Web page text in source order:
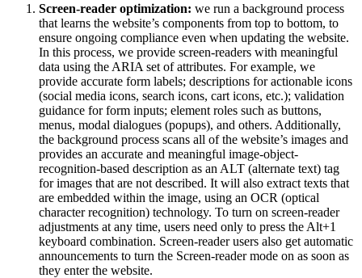
Screen-reader optimization: we run a background process
that learns the website’s components from top to bottom, to
ensure ongoing compliance even when updating the website.
In this process, we provide screen-readers with meaningful
data using the ARIA set of attributes. For example, we
provide accurate form labels; descriptions for actionable icons
(social media icons, search icons, cart icons, etc.); validation
guidance for form inputs; element roles such as buttons,
menus, modal dialogues (popups), and others. Additionally,
the background process scans all of the website’s images and
provides an accurate and meaningful image-object-
recognition-based description as an ALT (alternate text) tag
for images that are not described. It will also extract texts that
are embedded within the image, using an OCR (optical
character recognition) technology. To turn on screen-reader
adjustments at any time, users need only to press the Alt+1
keyboard combination. Screen-reader users also get automatic
announcements to turn the Screen-reader mode on as soon as
they enter the website.